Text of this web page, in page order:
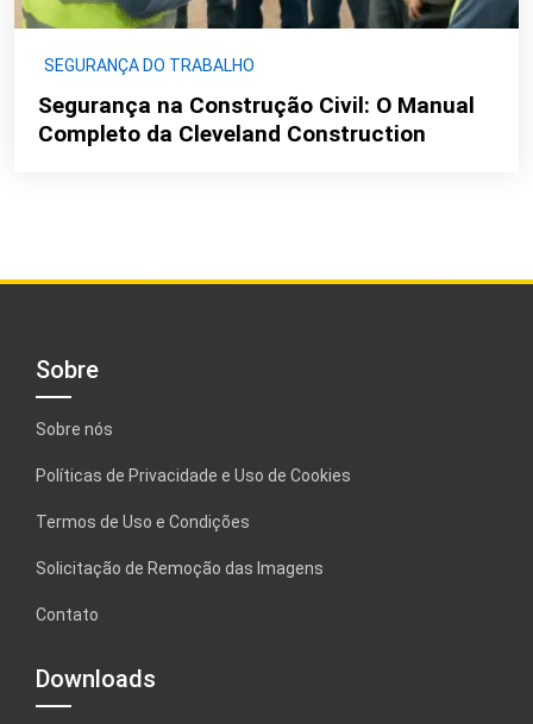
SEGURANÇA DO TRABALHO
Segurança na Construção Civil: O Manual
Completo da Cleveland Construction
Sobre
Sobre nós
Políticas de Privacidade e Uso de Cookies
Termos de Uso e Condições
Solicitação de Remoção das Imagens
Contato
Downloads